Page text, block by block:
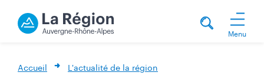
Menu
Accueil L'actualité de la région